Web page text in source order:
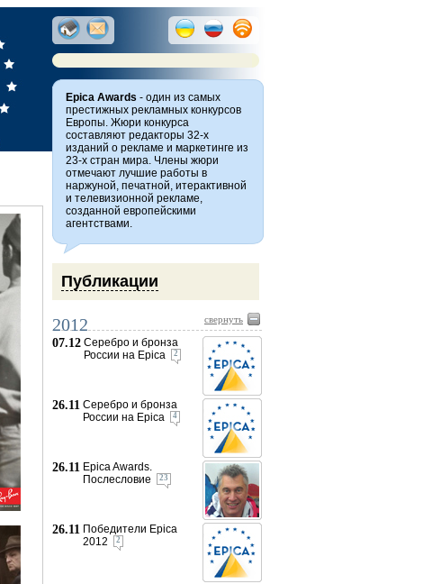
Epica Awards - один из самых
престижных рекламных конкурсов
Европы. Жюри конкурса
составляют редакторы 32-х
изданий о рекламе и маркетинге из
23-х стран мира. Члены жюри
отмечают лучшие работы в
наржуной, печатной, итерактивной
и телевизионной рекламе,
созданной европейскими
агентствами.
Публикации
2012 свернуть
07.12 Серебро и бронза
России на Epica
2
26.11 Серебро и бронза
России на Epica
4
26.11 Epica Awards.
Послесловие
23
26.11 Победители Epica
2012
2